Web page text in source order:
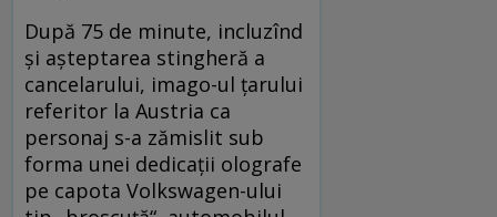
După 75 de minute, incluzînd
și așteptarea stingheră a
cancelarului, imago-ul țarului
referitor la Austria ca
personaj s-a zămislit sub
forma unei dedicații olografe
pe capota Volkswagen-ului